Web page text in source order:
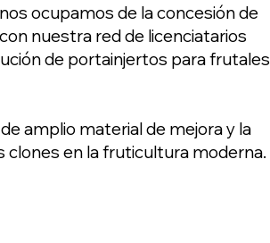
ocupamos de la concesión de
nuestra red de licenciatarios
de portainjertos para frutales
amplio material de mejora y la
clones en la fruticultura moderna.